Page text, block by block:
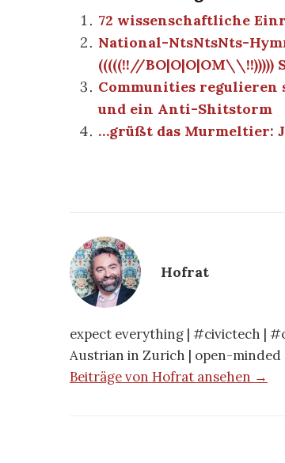
72 wissenschaftliche
National-NtsNtsNts-
(((((!!//BO|O|O|OM\\!!)))))
Communities regulieren
und ein Anti-Shitstorm
…grüßt das Murmeltier:
Hofrat
expect everything | #civictech |
Austrian in Zurich | open-minded
Beiträge von Hofrat ansehen →